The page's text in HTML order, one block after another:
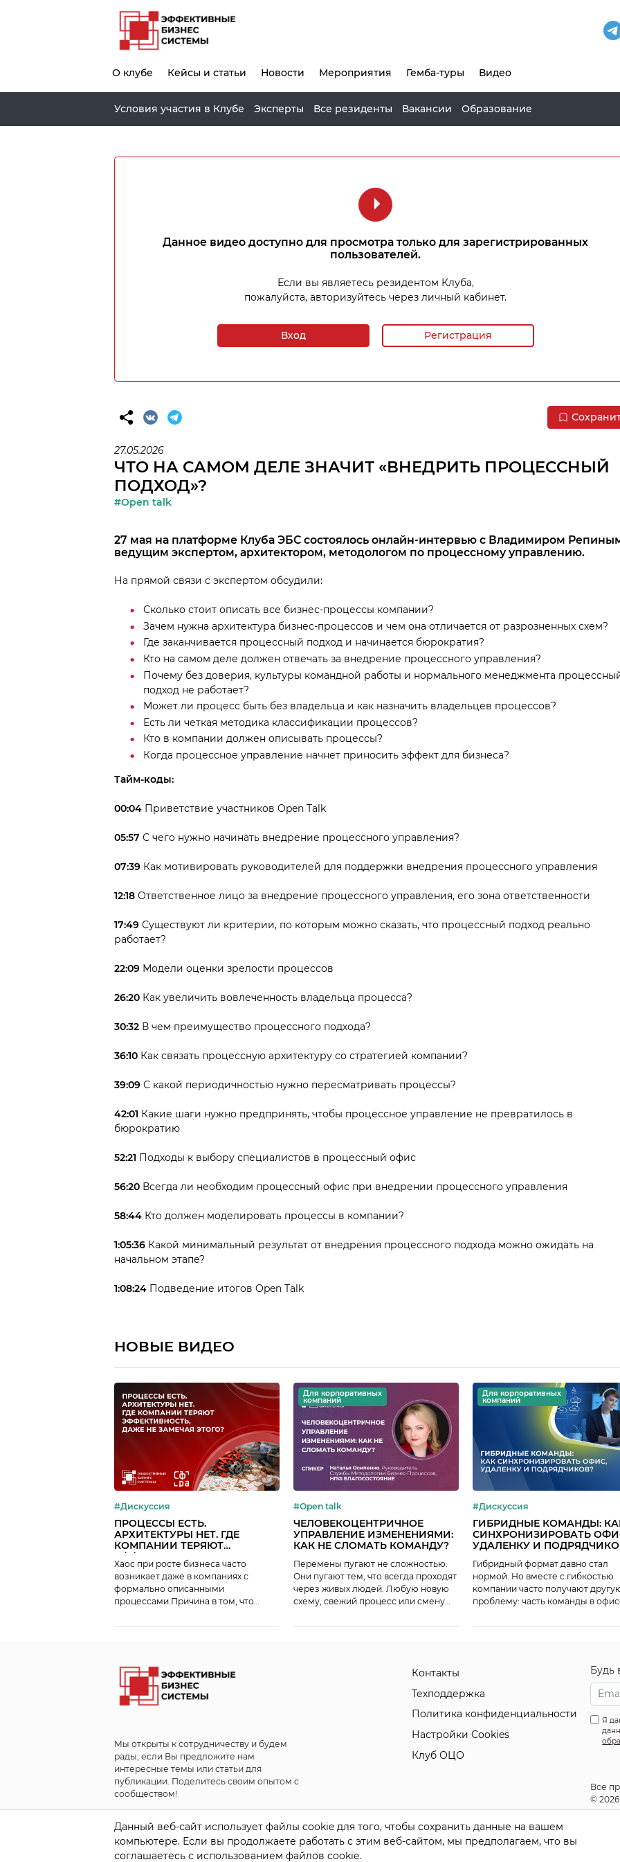
О клубе Кейсы и статьи Новости Мероприятия Гемба-туры Видео
Условия участия в Клубе Эксперты Все резиденты Вакансии Образование
Данное видео доступно для просмотра только для зарегистрированных
пользователей.
Если вы являетесь резидентом Клуба,
пожалуйста, авторизуйтесь через личный кабинет.
Вход Регистрация
27.05.2026
ЧТО НА САМОМ ДЕЛЕ ЗНАЧИТ «ВНЕДРИТЬ ПРОЦЕССНЫЙ
ПОДХОД»?
#Open talk
27 мая на платформе Клуба ЭБС состоялось онлайн-интервью с Владимиром
ведущим экспертом, архитектором, методологом по процессному управлению.
На прямой связи с экспертом обсудили:
Сколько стоит описать все бизнес-процессы компании?
Зачем нужна архитектура бизнес-процессов и чем она отличается от разрозненных схем?
Где заканчивается процессный подход и начинается бюрократия?
Кто на самом деле должен отвечать за внедрение процессного управления?
Почему без доверия, культуры командной работы и нормального менеджмента
подход не работает?
Может ли процесс быть без владельца и как назначить владельцев процессов?
Есть ли четкая методика классификации процессов?
Кто в компании должен описывать процессы?
Когда процессное управление начнет приносить эффект для бизнеса?
Тайм-коды:
00:04Приветствие участников Open Talk
05:57 С чего нужно начинать внедрение процессного управления?
07:39Как мотивировать руководителей для поддержки внедрения процессного управления
12:18Ответственное лицо за внедрение процессного управления, его зона ответственности
17:49Существуют ли критерии, по которым можно сказать, что процессный подход реально
работает?
22:09Модели оценки зрелости процессов
26:20Как увеличить вовлеченность владельца процесса?
30:32В чем преимущество процессного подхода?
36:10Как связать процессную архитектуру со стратегией компании?
39:09С какой периодичностью нужно пересматривать процессы?
42:01 Какие шаги нужно предпринять, чтобы процессное управление не превратилось в
бюрократию
52:21 Подходы к выбору специалистов в процессный офис
56:20Всегда ли необходим процессный офис при внедрении процессного управления
58:44Кто должен моделировать процессы в компании?
1:05:36Какой минимальный результат от внедрения процессного подхода можно ожидать на
начальном этапе?
1:08:24Подведение итогов Open Talk
НОВЫЕ ВИДЕО
#Дискуссия
ПРОЦЕССЫ ЕСТЬ.
АРХИТЕКТУРЫ НЕТ. ГДЕ
КОМПАНИИ ТЕРЯЮТ
ЭФФЕКТИВНОСТЬ, ДАЖЕ НЕ
ЗАМЕЧАЯ ЭТОГО?
Хаос при росте бизнеса часто
возникает даже в компаниях с
формально описанными
процессами.Причина в том, что
равно наличию архитектуры,
разобрали: Эксперты мероприятия:
Екатерина Некрасова, Ведущий
руководитель проектов, платформа
Сергей Силантьев, Директор по ИТ
— […]
Для корпоративных
компаний
#Open talk
ЧЕЛОВЕКОЦЕНТРИЧНОЕ
УПРАВЛЕНИЕ ИЗМЕНЕНИЯМИ:
КАК НЕ СЛОМАТЬ КОМАНДУ?
Перемены пугают не сложностью.
Они пугают тем, что всегда проходят
через живых людей. Любую новую
схему, свежий процесс или смену
а усталость, страх и сопротивление.
«внедряются», а вырастают из
Для корпоративных
компаний
#Дискуссия
ГИБРИДНЫЕ КОМАНДЫ:
СИНХРОНИЗИРОВАТЬ
УДАЛЕНКУ И
Гибридный формат давно стал
нормой. Но вместе с гибкостью
компании часто получают
проблему: часть команды в
внешних исполнителей, а
подрядчики остаются снаружи
процесса, даже если влияют на
результат не меньше штатной
команды. […]
Мы открыты к сотрудничеству и будем
рады, если Вы предложите нам
интересные темы или статьи для
публикации. Поделитесь своим опытом с
сообществом!
Контакты
Техподдержка
Политика конфиденциальности
Настройки Cookies
Клуб ОЦО
Будь
Я
Все
©
Данный веб-сайт использует файлы cookie для того, чтобы сохранить данные на вашем
компьютере. Если вы продолжаете работать с этим веб-сайтом, мы предполагаем, что вы
соглашаетесь с использованием файлов cookie.